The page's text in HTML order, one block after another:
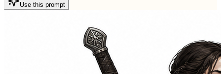
Use this prompt